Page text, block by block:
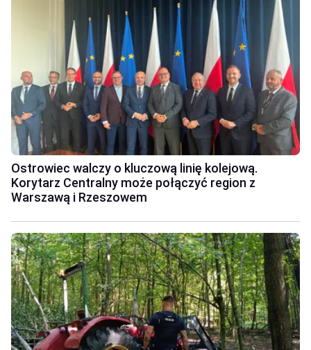
Ostrowiec walczy o kluczową linię kolejową.
Korytarz Centralny może połączyć region z
Warszawą i Rzeszowem